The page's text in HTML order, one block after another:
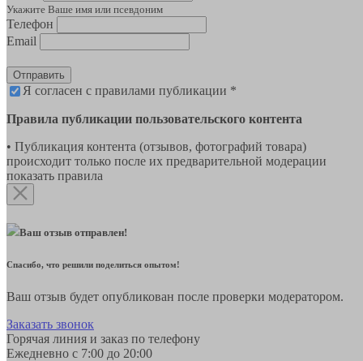
Укажите Ваше имя или псевдоним
Телефон
Email
Отправить
Я согласен с правилами публикации *
Правила публикации пользовательского контента
• Публикация контента (отзывов, фотографий товара)
происходит только после их предварительной модерации
показать правила
Ваш отзыв отправлен!
Спасибо, что решили поделиться опытом!
Ваш отзыв будет опубликован после проверки модератором.
Заказать звонок
Горячая линия и заказ по телефону
Ежедневно с 7:00 до 20:00